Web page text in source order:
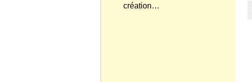
création…